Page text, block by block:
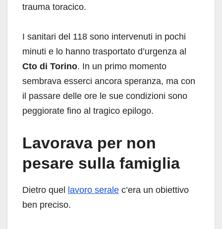
trauma toracico.
I sanitari del 118 sono intervenuti in pochi
minuti e lo hanno trasportato d’urgenza al
Cto di Torino. In un primo momento
sembrava esserci ancora speranza, ma con
il passare delle ore le sue condizioni sono
peggiorate fino al tragico epilogo.
Lavorava per non
pesare sulla famiglia
Dietro quel lavoro serale c’era un obiettivo
ben preciso.